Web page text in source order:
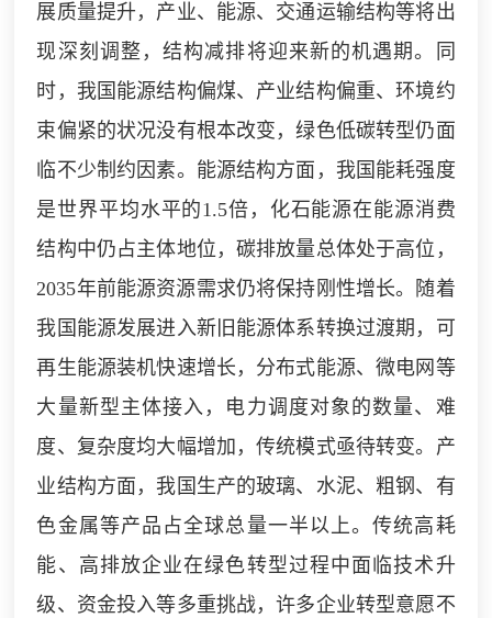
展质量提升，产业、能源、交通运输结构等将出
现深刻调整，结构减排将迎来新的机遇期。同
时，我国能源结构偏煤、产业结构偏重、环境约
束偏紧的状况没有根本改变，绿色低碳转型仍面
临不少制约因素。能源结构方面，我国能耗强度
是世界平均水平的1.5倍，化石能源在能源消费
结构中仍占主体地位，碳排放量总体处于高位，
2035年前能源资源需求仍将保持刚性增长。随着
我国能源发展进入新旧能源体系转换过渡期，可
再生能源装机快速增长，分布式能源、微电网等
大量新型主体接入，电力调度对象的数量、难
度、复杂度均大幅增加，传统模式亟待转变。产
业结构方面，我国生产的玻璃、水泥、粗钢、有
色金属等产品占全球总量一半以上。传统高耗
能、高排放企业在绿色转型过程中面临技术升
级、资金投入等多重挑战，许多企业转型意愿不